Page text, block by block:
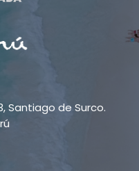
Santiago de Surco.